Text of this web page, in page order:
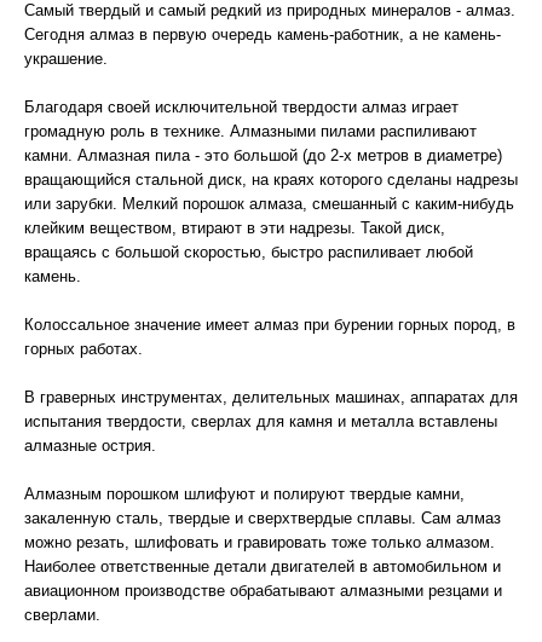
Самый твердый и самый редкий из природных минералов - алмаз.
Сегодня алмаз в первую очередь камень-работник, а не камень-
украшение.
Благодаря своей исключительной твердости алмаз играет
громадную роль в технике. Алмазными пилами распиливают
камни. Алмазная пила - это большой (до 2-х метров в диаметре)
вращающийся стальной диск, на краях которого сделаны надрезы
или зарубки. Мелкий порошок алмаза, смешанный с каким-нибудь
клейким веществом, втирают в эти надрезы. Такой диск,
вращаясь с большой скоростью, быстро распиливает любой
камень.
Колоссальное значение имеет алмаз при бурении горных пород, в
горных работах.
В граверных инструментах, делительных машинах, аппаратах для
испытания твердости, сверлах для камня и металла вставлены
алмазные острия.
Алмазным порошком шлифуют и полируют твердые камни,
закаленную сталь, твердые и сверхтвердые сплавы. Сам алмаз
можно резать, шлифовать и гравировать тоже только алмазом.
Наиболее ответственные детали двигателей в автомобильном и
авиационном производстве обрабатывают алмазными резцами и
сверлами.